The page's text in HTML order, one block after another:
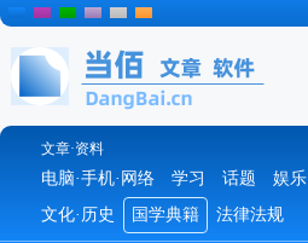
文章·资料
电脑·手机·网络 学习 话题 娱乐
文化·历史
国学典籍 法律法规